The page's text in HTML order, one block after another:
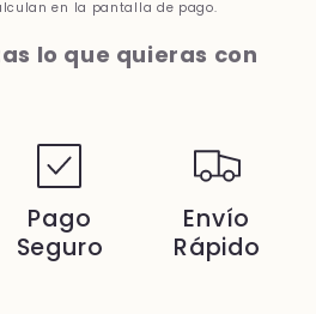
en la pantalla de pago.
lo que quieras con
Pago
Seguro
Envío
Rápido